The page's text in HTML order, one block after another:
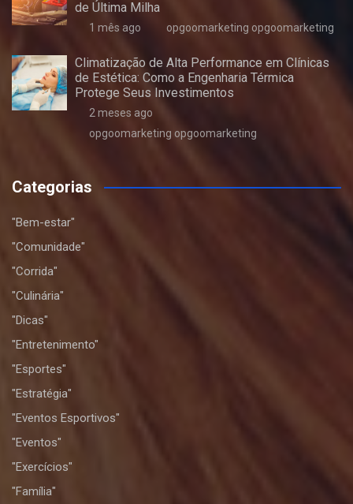
de Última Milha
1 mês ago opgoomarketing opgoomarketing
Climatização de Alta Performance em Clínicas
de Estética: Como a Engenharia Térmica
Protege Seus Investimentos
2 meses ago
opgoomarketing opgoomarketing
Categorias
"Bem-estar"
"Comunidade"
"Corrida"
"Culinária"
"Dicas"
"Entretenimento"
"Esportes"
"Estratégia"
"Eventos Esportivos"
"Eventos"
"Exercícios"
"Família"